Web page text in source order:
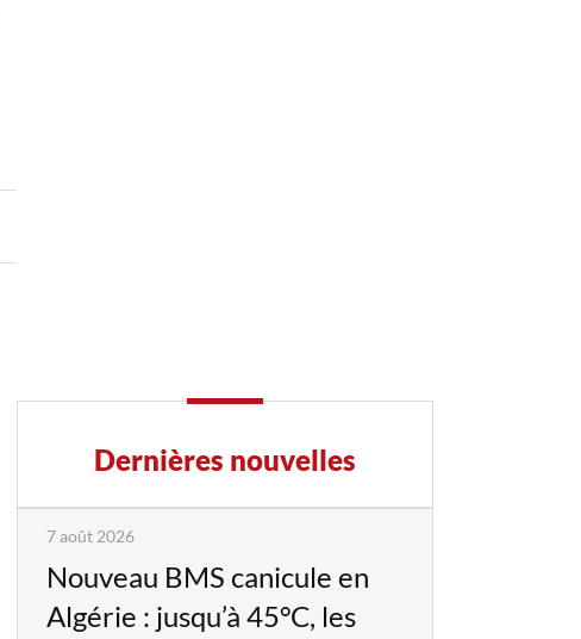
Dernières nouvelles
7 août 2026
Nouveau BMS canicule en
Algérie : jusqu’à 45°C, les